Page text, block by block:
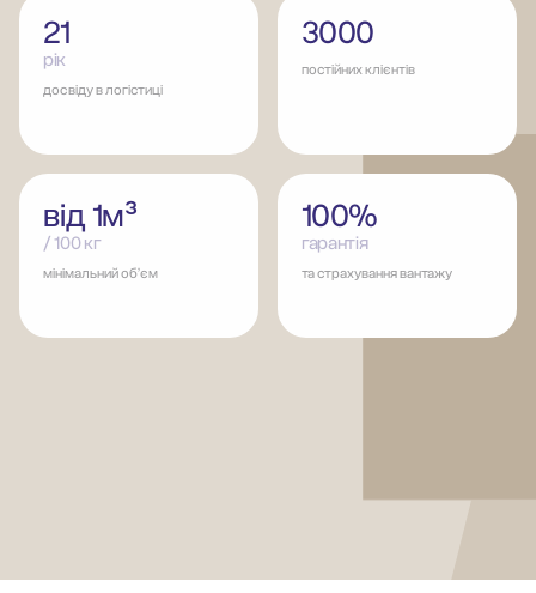
21
рік
досвіду в логістиці
3000
постійних клієнтів
від 1м³
/ 100 кг
мінімальний обʼєм
100%
гарантія
та страхування вантажу